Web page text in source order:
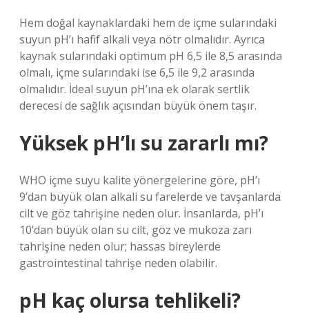
Hem doğal kaynaklardaki hem de içme sularındaki
suyun pH’ı hafif alkali veya nötr olmalıdır. Ayrıca
kaynak sularındaki optimum pH 6,5 ile 8,5 arasında
olmalı, içme sularındaki ise 6,5 ile 9,2 arasında
olmalıdır. İdeal suyun pH’ına ek olarak sertlik
derecesi de sağlık açısından büyük önem taşır.
Yüksek pH’lı su zararlı mı?
WHO içme suyu kalite yönergelerine göre, pH’ı
9’dan büyük olan alkali su farelerde ve tavşanlarda
cilt ve göz tahrişine neden olur. İnsanlarda, pH’ı
10’dan büyük olan su cilt, göz ve mukoza zarı
tahrişine neden olur; hassas bireylerde
gastrointestinal tahrişe neden olabilir.
pH kaç olursa tehlikeli?